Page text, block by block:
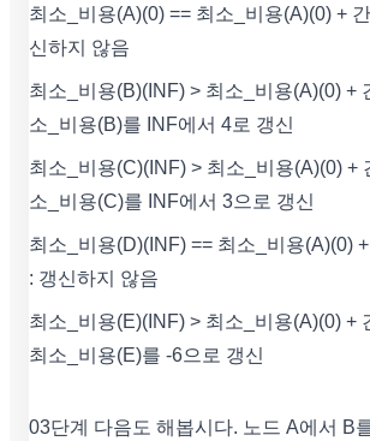
최소_비용(A)(0) == 최소_비용(A)(0) +
신하지 않음
최소_비용(B)(INF) > 최소_비용(A)(0) +
소_비용(B)를 INF에서 4로 갱신
최소_비용(C)(INF) > 최소_비용(A)(0) +
소_비용(C)를 INF에서 3으로 갱신
최소_비용(D)(INF) == 최소_비용(A)(0)
: 갱신하지 않음
최소_비용(E)(INF) > 최소_비용(A)(0) +
최소_비용(E)를 -6으로 갱신
03단계 다음도 해봅시다. 노드 A에서 B